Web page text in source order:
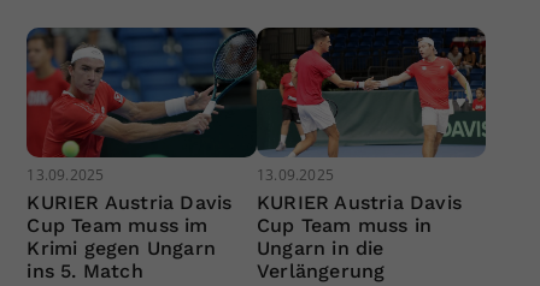
13.09.2025
KURIER Austria Davis
Cup Team muss im
Krimi gegen Ungarn
ins 5. Match
13.09.2025
KURIER Austria Davis
Cup Team muss in
Ungarn in die
Verlängerung